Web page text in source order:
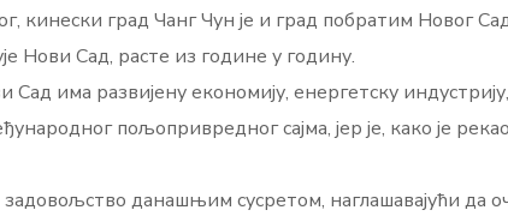
кинески град Чанг Чун је и град побратим Новог
Нови Сад, расте из године у годину.
Сад има развијену економију, енергетску
пољопривредног сајма, јер је, како је
данашњим сусретом, наглашавајући да